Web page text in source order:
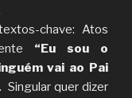
chave: Atos
“Eu sou o
vai ao Pai
Singular quer dizer